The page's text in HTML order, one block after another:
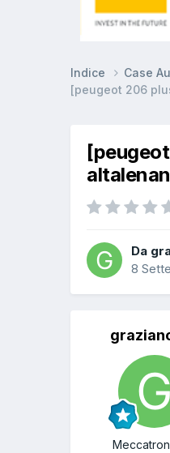
Indice Case
[peugeot 206
Da
8